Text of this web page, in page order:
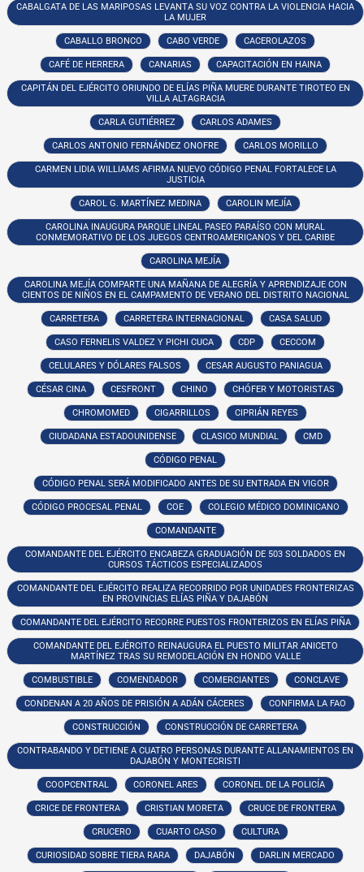
CABALGATA DE LAS MARIPOSAS LEVANTA SU VOZ CONTRA LA VIOLENCIA HACIA
LA MUJER
CABALLO BRONCO CABO VERDE CACEROLAZOS
CAFÉ DE HERRERA CANARIAS CAPACITACIÓN EN HAINA
CAPITÁN DEL EJÉRCITO ORIUNDO DE ELÍAS PIÑA MUERE DURANTE TIROTEO EN
VILLA ALTAGRACIA
CARLA GUTIÉRREZ CARLOS ADAMES
CARLOS ANTONIO FERNÁNDEZ ONOFRE CARLOS MORILLO
CARMEN LIDIA WILLIAMS AFIRMA NUEVO CÓDIGO PENAL FORTALECE LA
JUSTICIA
CAROL G. MARTÍNEZ MEDINA CAROLIN MEJÍA
CAROLINA INAUGURA PARQUE LINEAL PASEO PARAÍSO CON MURAL
CONMEMORATIVO DE LOS JUEGOS CENTROAMERICANOS Y DEL CARIBE
CAROLINA MEJÍA
CAROLINA MEJÍA COMPARTE UNA MAÑANA DE ALEGRÍA Y APRENDIZAJE CON
CIENTOS DE NIÑOS EN EL CAMPAMENTO DE VERANO DEL DISTRITO NACIONAL
CARRETERA CARRETERA INTERNACIONAL CASA SALUD
CASO FERNELIS VALDEZ Y PICHI CUCA CDP CECCOM
CELULARES Y DÓLARES FALSOS CESAR AUGUSTO PANIAGUA
CÉSAR CINA CESFRONT CHINO CHÓFER Y MOTORISTAS
CHROMOMED CIGARRILLOS CIPRIÁN REYES
CIUDADANA ESTADOUNIDENSE CLASICO MUNDIAL CMD
CÓDIGO PENAL
CÓDIGO PENAL SERÁ MODIFICADO ANTES DE SU ENTRADA EN VIGOR
CÓDIGO PROCESAL PENAL COE COLEGIO MÉDICO DOMINICANO
COMANDANTE
COMANDANTE DEL EJÉRCITO ENCABEZA GRADUACIÓN DE 503 SOLDADOS EN
CURSOS TÁCTICOS ESPECIALIZADOS
COMANDANTE DEL EJÉRCITO REALIZA RECORRIDO POR UNIDADES FRONTERIZAS
EN PROVINCIAS ELÍAS PIÑA Y DAJABÓN
COMANDANTE DEL EJÉRCITO RECORRE PUESTOS FRONTERIZOS EN ELÍAS PIÑA
COMANDANTE DEL EJÉRCITO REINAUGURA EL PUESTO MILITAR ANICETO
MARTÍNEZ TRAS SU REMODELACIÓN EN HONDO VALLE
COMBUSTIBLE COMENDADOR COMERCIANTES CONCLAVE
CONDENAN A 20 AÑOS DE PRISIÓN A ADÁN CÁCERES CONFIRMA LA FAO
CONSTRUCCIÓN CONSTRUCCIÓN DE CARRETERA
CONTRABANDO Y DETIENE A CUATRO PERSONAS DURANTE ALLANAMIENTOS EN
DAJABÓN Y MONTECRISTI
COOPCENTRAL CORONEL ARES CORONEL DE LA POLICÍA
CRICE DE FRONTERA CRISTIAN MORETA CRUCE DE FRONTERA
CRUCERO CUARTO CASO CULTURA
CURIOSIDAD SOBRE TIERA RARA DAJABÓN DARLIN MERCADO